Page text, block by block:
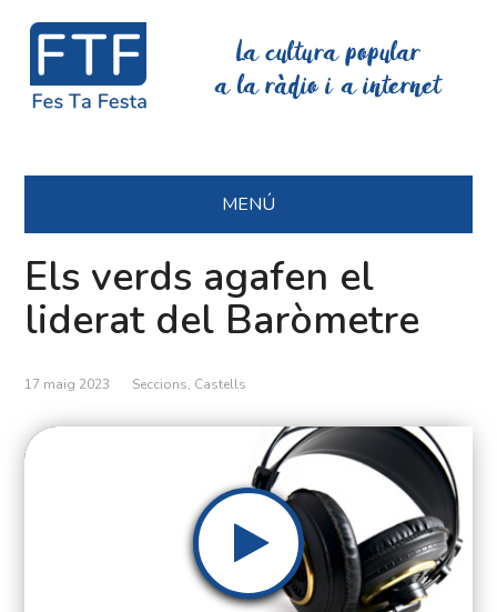
La cultura popular
a la ràdio i a internet
MENÚ
Els verds agafen el
liderat del Baròmetre
17 maig 2023 Seccions, Castells